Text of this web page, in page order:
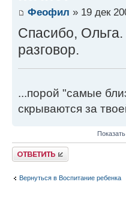
Феофил » 19 дек
Спасибо,
разговор.
...порой "самые
скрываются за
Ответить
Вернуться в Воспитание ребенка